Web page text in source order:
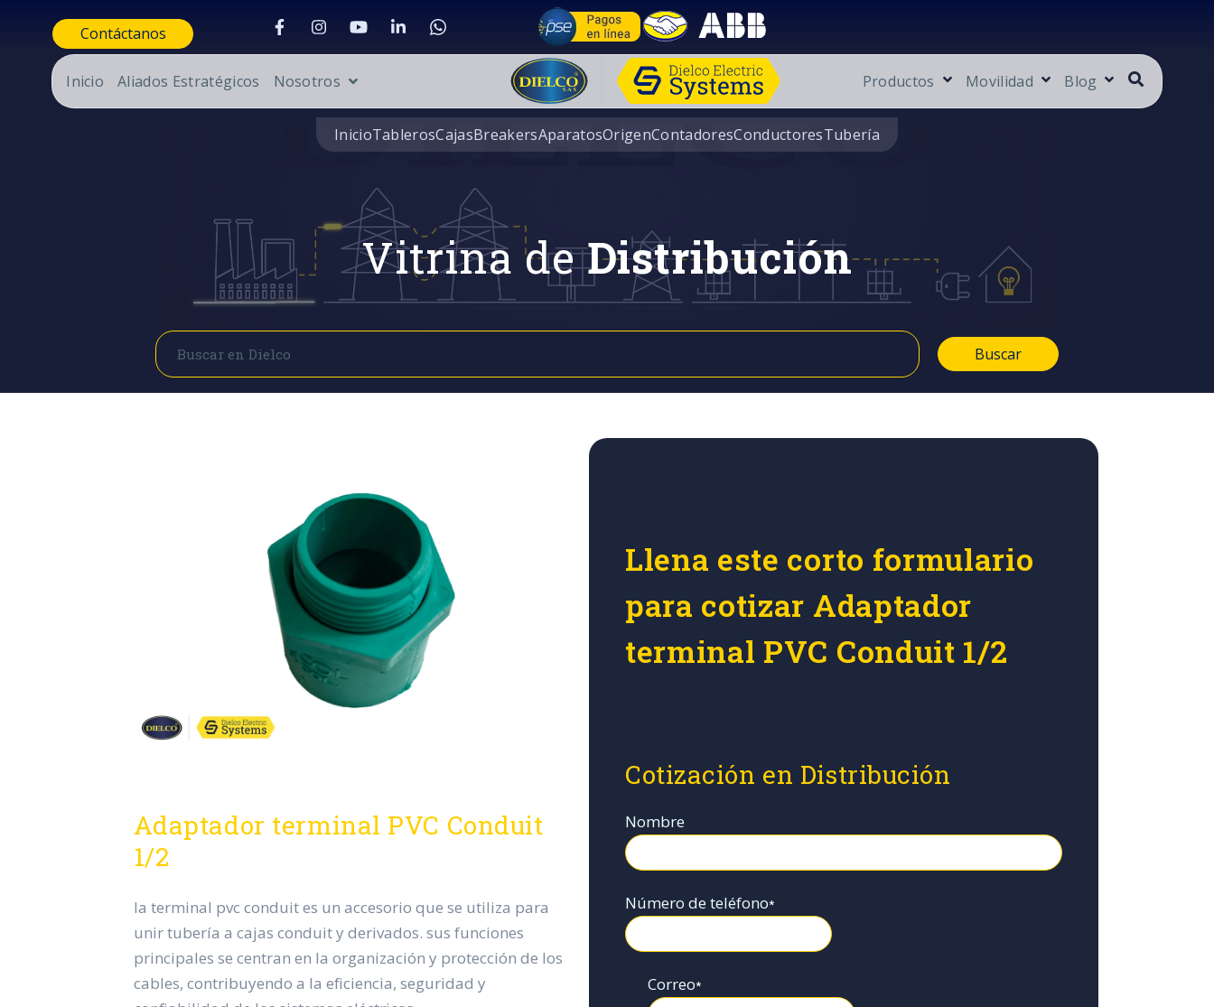
Contáctanos
Inicio Aliados Estratégicos Nosotros Productos Movilidad Blog
InicioTablerosCajasBreakersAparatosOrigenContadoresConductoresTubería
Vitrina deDistribución
Buscar
Buscar
Adaptador terminal PVC Conduit
1/2
la terminal pvc conduit es un accesorio que se utiliza para
unir tubería a cajas conduit y derivados. sus funciones
principales se centran en la organización y protección de los
cables, contribuyendo a la eficiencia, seguridad y
Llena este corto formulario
para cotizar Adaptador
terminal PVC Conduit 1/2
Cotización en Distribución
Nombre
Número de teléfono*
Correo*